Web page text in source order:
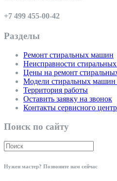
+7 499 455-00-42
Разделы
Ремонт стиральных машин
Неисправности
Цены на ремонт
Модели стиральных машин
Территория работы
Оставить заявку на звонок
Контакты сервисного
Поиск по сайту
Нужен мастер? Позвоните нам сейчас